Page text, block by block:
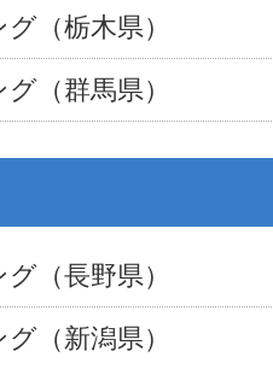
（栃木県）
（群馬県）
（長野県）
（新潟県）